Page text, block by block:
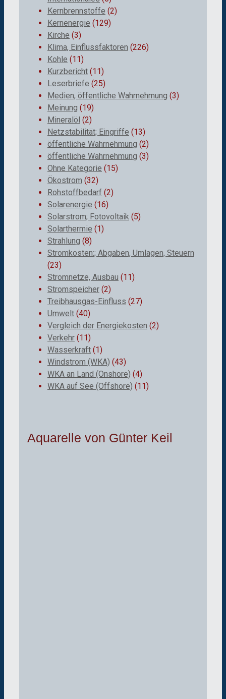
Kernbrennstoffe (2)
Kernenergie (129)
Kirche (3)
Klima, Einflussfaktoren (226)
Kohle (11)
Kurzbericht (11)
Leserbriefe (25)
Medien, öffentliche Wahrnehmung (3)
Meinung (19)
Mineralöl (2)
Netzstabilität; Eingriffe (13)
öffentliche Wahrnehmung (2)
öffentliche Wahrnehmung (3)
Ohne Kategorie (15)
Ökostrom (32)
Rohstoffbedarf (2)
Solarenergie (16)
Solarstrom; Fotovoltaik (5)
Solarthermie (1)
Strahlung (8)
Stromkosten:; Abgaben, Umlagen, Steuern
(23)
Stromnetze, Ausbau (11)
Stromspeicher (2)
Treibhausgas-Einfluss (27)
Umwelt (40)
Vergleich der Energiekosten (2)
Verkehr (11)
Wasserkraft (1)
Windstrom (WKA) (43)
WKA an Land (Onshore) (4)
WKA auf See (Offshore) (11)
Aquarelle von Günter Keil